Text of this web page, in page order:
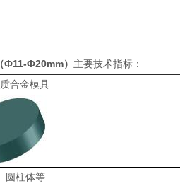
Ф11-Ф20mm） 主要技术指标：
合金模具
圆柱体等